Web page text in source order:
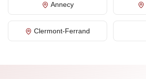
Annecy
Clermont-Ferrand